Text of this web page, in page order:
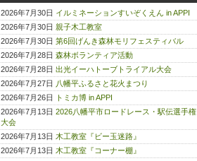
2026年7月30日 イルミネーションすいぞくえん in APPI
2026年7月30日 親子木工教室
2026年7月30日 第6回げんき森林モリフェスティバル
2026年7月28日 森林ボランティア活動
2026年7月28日 出光イーハトーブトライアル大会
2026年7月27日 八幡平ふるさと花火まつり
2026年7月26日
トミカ博 in APPI
2026年7月13日 2026八幡平市ロードレース・駅伝選手権
大会
2026年7月13日 木工教室『ビー玉迷路』
2026年7月13日 木工教室『コーナー棚』